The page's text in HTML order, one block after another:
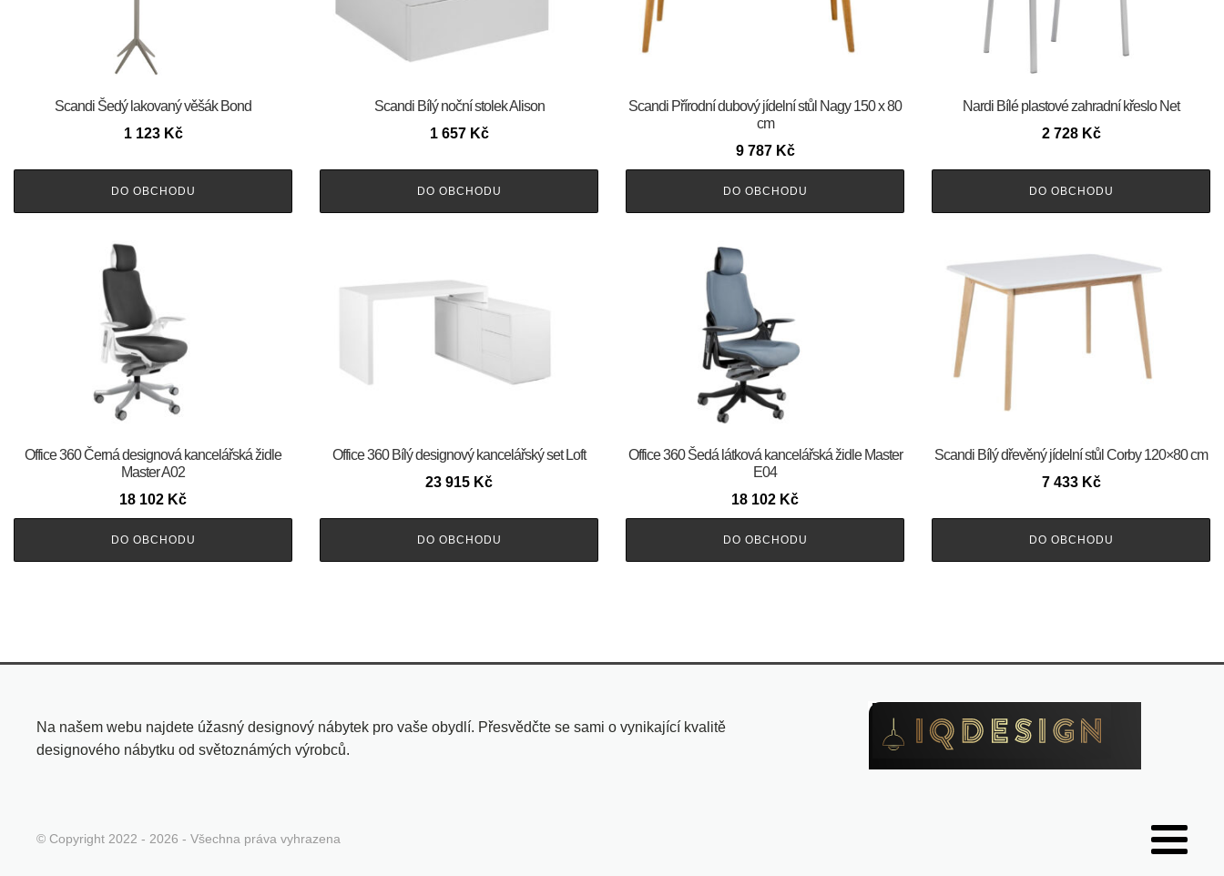
Scandi Šedý lakovaný věšák Bond
1 123 Kč
DO OBCHODU
Scandi Bílý noční stolek Alison
1 657 Kč
DO OBCHODU
Scandi Přírodní dubový jídelní stůl Nagy 150 x 80
cm
9 787 Kč
DO OBCHODU
Nardi Bílé plastové zahradní křeslo Net
2 728 Kč
DO OBCHODU
Office 360 Černá designová kancelářská židle
Master A02
18 102 Kč
DO OBCHODU
Office 360 Bílý designový kancelářský set Loft
23 915 Kč
DO OBCHODU
Office 360 Šedá látková kancelářská židle Master
E04
18 102 Kč
DO OBCHODU
Scandi Bílý dřevěný jídelní stůl Corby 120×80 cm
7 433 Kč
DO OBCHODU
Na našem webu najdete úžasný designový nábytek pro vaše obydlí. Přesvědčte se sami o vynikající kvalitě
designového nábytku od světoznámých výrobců.
© Copyright 2022 - 2026 - Všechna práva vyhrazena